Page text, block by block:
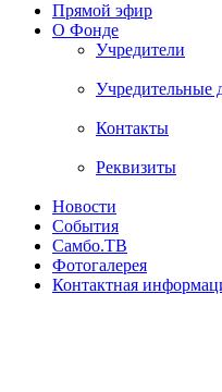
Прямой эфир
О Фонде
Учредители
Учредительные
Контакты
Реквизиты
Новости
События
Самбо.ТВ
Фотогалерея
Контактная